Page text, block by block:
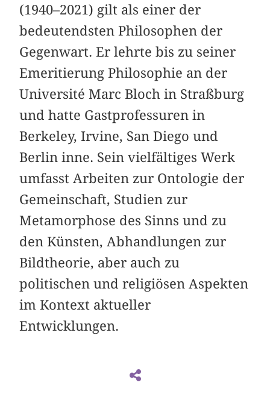
(1940–2021) gilt als einer der
bedeutendsten Philosophen der
Gegenwart. Er lehrte bis zu seiner
Emeritierung Philosophie an der
Université Marc Bloch in Straßburg
und hatte Gastprofessuren in
Berkeley, Irvine, San Diego und
Berlin inne. Sein vielfältiges Werk
umfasst Arbeiten zur Ontologie der
Gemeinschaft, Studien zur
Metamorphose des Sinns und zu
den Künsten, Abhandlungen zur
Bildtheorie, aber auch zu
politischen und religiösen Aspekten
im Kontext aktueller
Entwicklungen.